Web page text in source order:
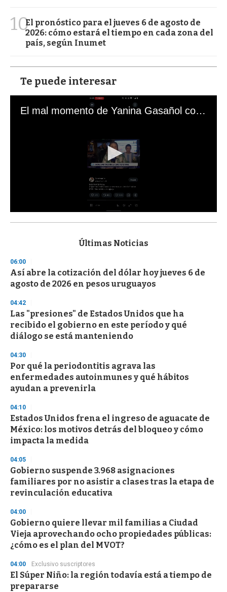
10El pronóstico para el jueves 6 de agosto de
2026: cómo estará el tiempo en cada zona del
país, según Inumet
Te puede interesar
El mal momento de Yanina Gasañol con un hincha argentino en "Subrayado"
s
d
s
o
f
3
s
c
o
d
s
Últimas Noticias
06:00
Así abre la cotización del dólar hoy jueves 6 de
agosto de 2026 en pesos uruguayos
04:42
Las "presiones" de Estados Unidos que ha
recibido el gobierno en este período y qué
diálogo se está manteniendo
04:30
Por qué la periodontitis agrava las
enfermedades autoinmunes y qué hábitos
ayudan a prevenirla
04:10
Estados Unidos frena el ingreso de aguacate de
México: los motivos detrás del bloqueo y cómo
impacta la medida
04:05
Gobierno suspende 3.968 asignaciones
familiares por no asistir a clases tras la etapa de
revinculación educativa
04:00
Gobierno quiere llevar mil familias a Ciudad
Vieja aprovechando ocho propiedades públicas:
¿cómo es el plan del MVOT?
04:00 Exclusivo suscriptores
El Súper Niño: la región todavía está a tiempo de
prepararse